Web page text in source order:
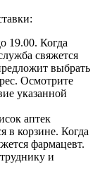
19.00. Когда
свяжется
выбрать
Осмотрите
указанной
аптек
в корзине. Когда
фармацевт.
и